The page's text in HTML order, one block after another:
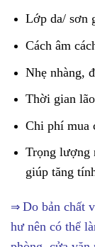
Lớp da/ sơn
Cách âm
Nhẹ nhàng,
Thời gian
Chi phí mua
Trọng lượng
giúp tăng
⇒ Do bản chất
hư nên có thể